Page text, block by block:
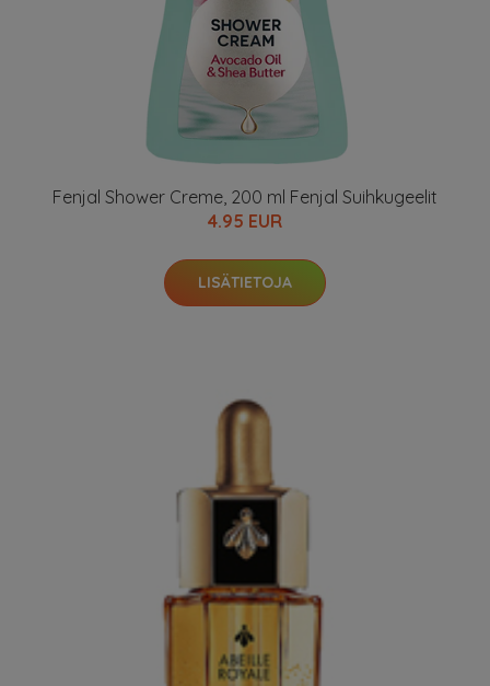
Fenjal Shower Creme, 200 ml Fenjal Suihkugeelit
4.95 EUR
LISÄTIETOJA